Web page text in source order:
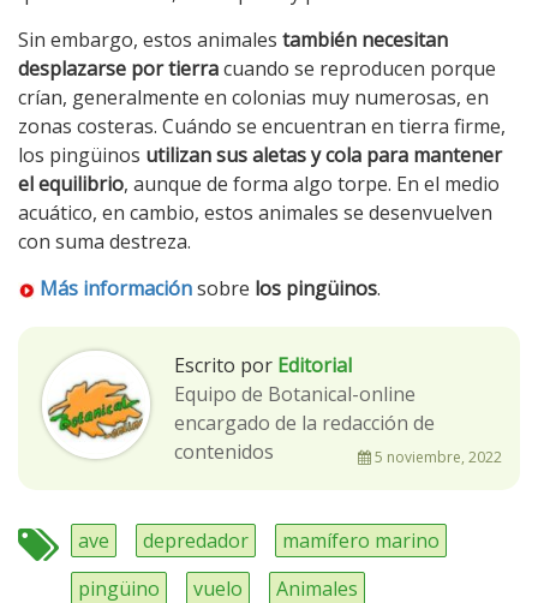
Sin embargo, estos animales también necesitan
desplazarse por tierracuando se reproducen porque
crían, generalmente en colonias muy numerosas, en
zonas costeras. Cuándo se encuentran en tierra firme,
los pingüinos utilizan sus aletas y cola para mantener
el equilibrio, aunque de forma algo torpe. En el medio
acuático, en cambio, estos animales se desenvuelven
con suma destreza.
Más informaciónsobre los pingüinos.
Escrito por Editorial
Equipo de Botanical-online
encargado de la redacción de
contenidos
5 noviembre, 2022
ave depredador
mamífero marino
pingüino
vuelo Animales